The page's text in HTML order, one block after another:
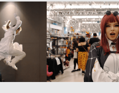
Aftermovie